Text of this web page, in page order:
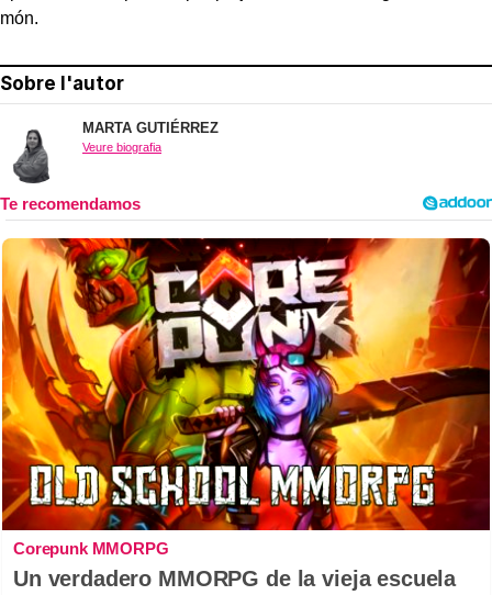
món.
Sobre l'autor
MARTA GUTIÉRREZ
Veure biografia
Corepunk MMORPG
Un verdadero MMORPG de la vieja escuela